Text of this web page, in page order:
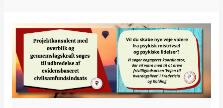
To
stillinger
i
september